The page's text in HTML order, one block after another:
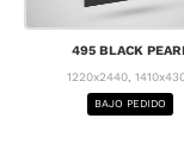
495 BLACK
1220x2440,
BAJO PEDIDO